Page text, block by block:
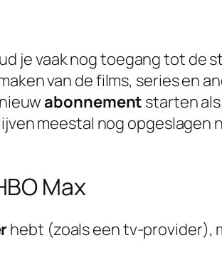
je vaak nog toegang tot de
van de films, series en
abonnement starten
meestal nog opgeslagen
Max
hebt (zoals een tv-provider),